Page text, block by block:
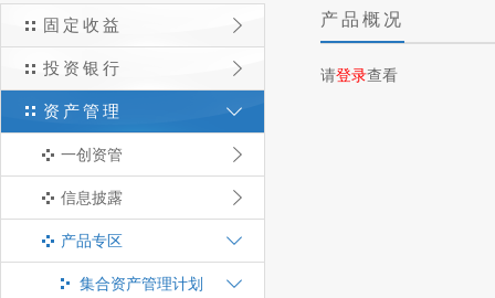
固定收益
投资银行
资产管理
一创资管
信息披露
产品专区
集合资产管理计划
产品概况
请登录查看